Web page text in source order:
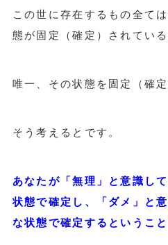
この世に存在するもの全て
態が固定（確定）されてい
唯一、その状態を固定（確
そう考えるとです。
あなたが「無理」と意識し
状態で確定し、「ダメ」と
な状態で確定するということ